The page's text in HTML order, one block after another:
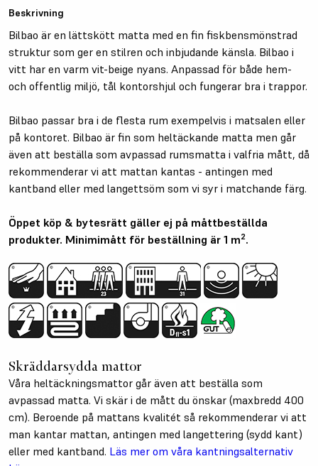
Beskrivning
Bilbao är en lättskött matta med en fin fiskbensmönstrad
struktur som ger en stilren och inbjudande känsla. Bilbao i
vitt har en varm vit-beige nyans. Anpassad för både hem-
och offentlig miljö, tål kontorshjul och fungerar bra i trappor.
Bilbao passar bra i de flesta rum exempelvis i matsalen eller
på kontoret. Bilbao är fin som heltäckande matta men går
även att beställa som avpassad rumsmatta i valfria mått, då
rekommenderar vi att mattan kantas - antingen med
kantband eller med langettsöm som vi syr i matchande färg.
Öppet köp & bytesrätt gäller ej på måttbeställda
produkter. Minimimått för beställning är 1 m2.
Skräddarsydda mattor
Våra heltäckningsmattor går även att beställa som
avpassad matta. Vi skär i de mått du önskar (maxbredd 400
cm). Beroende på mattans kvalitét så rekommenderar vi att
man kantar mattan, antingen med langettering (sydd kant)
eller med kantband. Läs mer om våra kantningsalternativ